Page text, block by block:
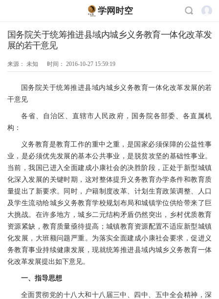
学网时空
国务院关于统筹推进县域内城乡义务教育一体化改革发
展的若干意见
来源： 未知 时间： 2016-10-27 15:59:19
国务院关于统筹推进县域内城乡义务教育一体化改革发展的若
干意见
各省、自治区、直辖市人民政府，国务院各部委、各直属机
构：
义务教育是教育工作的重中之重，是国家必须保障的公益性事
业，是必须优先发展的基本公共事业，是脱贫攻坚的基础性事业。
当前，我国已进入全面建成小康社会的决胜阶段，正处于新型城镇
化深入发展的关键时期，这对整体提升义务教育办学条件和教育质
量提出了新要求。同时，户籍制度改革、计划生育政策调整、人口
及学生流动给城乡义务教育学校规划布局和城镇学位供给带来了巨
大挑战。在许多地方，城乡二元结构矛盾仍然突出，乡村优质教育
资源紧缺，教育质量亟待提高；城镇教育资源配置不适应新型城镇
化发展，大班额问题严重。为落实全面建成小康社会要求，促进义
务教育事业持续健康发展，现就统筹推进县域内城乡义务教育一体
化改革发展提出如下意见。
一、指导思想
全面贯彻党的十八大和十八届三中、四中、五中全会精神，深